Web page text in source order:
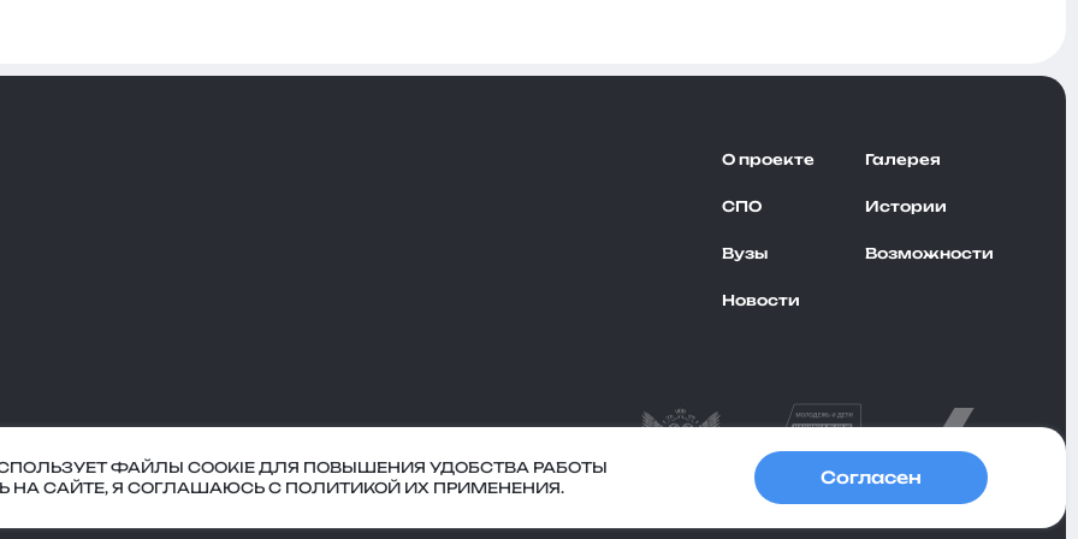
О проекте
СПО
Вузы
Новости
Галерея
Истории
Возможности
ФАЙЛЫ COOKIE ДЛЯ ПОВЫШЕНИЯ УДОБСТВА РАБОТЫ
НА САЙТЕ, Я СОГЛАШАЮСЬ С ПОЛИТИКОЙ ИХ ПРИМЕНЕНИЯ.
Согласен